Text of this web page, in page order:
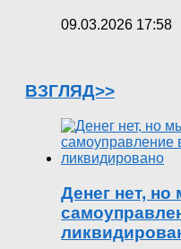
09.03.2026 17:58
ВЗГЛЯД>>
Денег нет,